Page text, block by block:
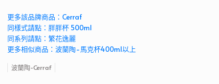
更多該品牌商品：Cerraf
同樣式請點：胖胖杯 500ml
同系列請點：繁花逸麗
更多相似商品：波蘭陶-馬克杯400ml以上
波蘭陶-Cerraf